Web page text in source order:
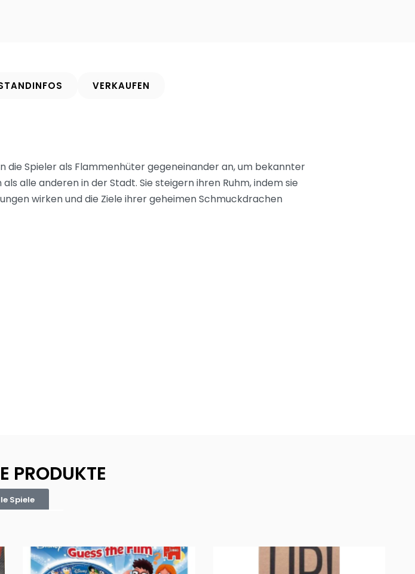
VERKAUFEN
die Spieler als Flammenhüter gegeneinander an, um bekannter
alle anderen in der Stadt. Sie steigern ihren Ruhm, indem sie
wirken und die Ziele ihrer geheimen Schmuckdrachen
PRODUKTE
Spiele